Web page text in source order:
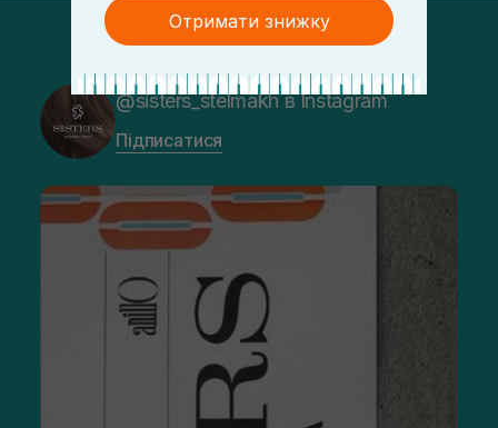
@sisters_stelmakh в Instagram
Підписатися
Отримати знижку